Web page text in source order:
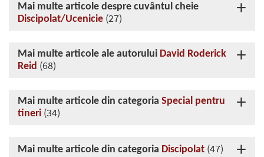
Mai multe articole despre cuvântul cheie
Discipolat/Ucenicie (27)
Mai multe articole ale autorului David Roderick
Reid (68)
Mai multe articole din categoria Special pentru
tineri (34)
Mai multe articole din categoria Discipolat (47)